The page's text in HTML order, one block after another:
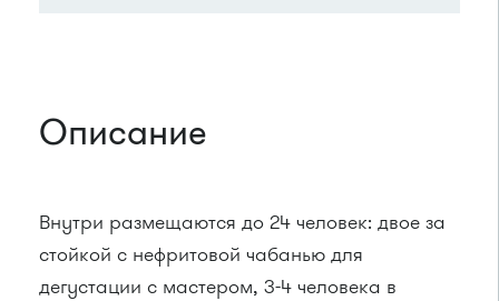
Описание
Внутри размещаются до 24 человек: двое за
стойкой с нефритовой чабанью для
дегустации с мастером, 3-4 человека в